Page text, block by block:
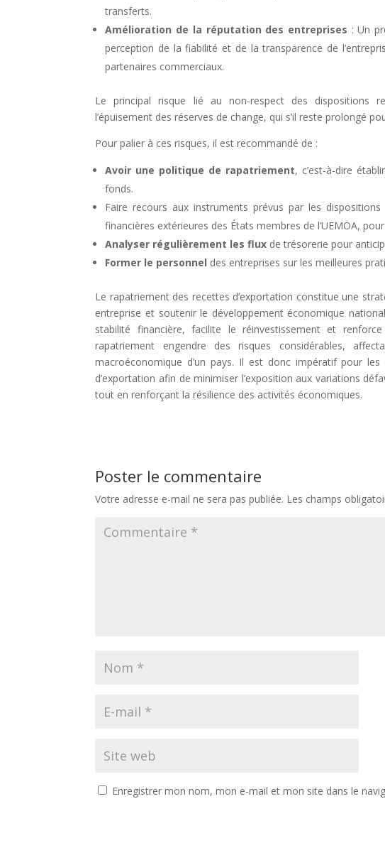
transferts.
Amélioration de la réputation des entreprises : Un
perception de la fiabilité et de la transparence de
partenaires commerciaux.
Le principal risque lié au non-respect des dispositions
l’épuisement des réserves de change, qui s’il reste prolongé
Pour palier à ces risques, il est recommandé de :
Avoir une politique de rapatriement, c’est-à-dire
fonds.
Faire recours aux instruments prévus par les
financières extérieures des États membres de l’UEMOA,
Analyser régulièrement les flux de trésorerie pour
Former le personnel des entreprises sur les meilleures
Le rapatriement des recettes d’exportation constitue une
entreprise et soutenir le développement économique
stabilité financière, facilite le réinvestissement et
rapatriement engendre des risques considérables,
macroéconomique d’un pays. Il est donc impératif pour
d’exportation afin de minimiser l’exposition aux variations
tout en renforçant la résilience des activités économiques.
Poster le commentaire
Votre adresse e-mail ne sera pas publiée. Les champs
Enregistrer mon nom, mon e-mail et mon site dans le